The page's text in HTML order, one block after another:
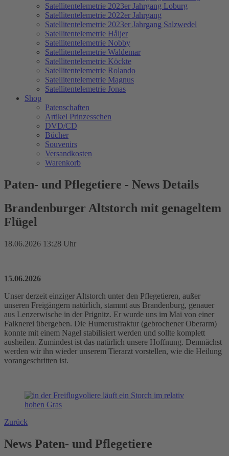
Satellitentelemetrie 2023er Jahrgang Loburg
Satellitentelemetrie 2022er Jahrgang
Satellitentelemetrie 2023er Jahrgang Salzwedel
Satellitentelemetrie Håljer
Satellitentelemetrie Nobby
Satellitentelemetrie Waldemar
Satellitentelemetrie Köckte
Satellitentelemetrie Rolando
Satellitentelemetrie Magnus
Satellitentelemetrie Jonas
Shop
Patenschaften
Artikel Prinzesschen
DVD/CD
Bücher
Souvenirs
Versandkosten
Warenkorb
Paten- und Pflegetiere - News Details
Brandenburger Altstorch mit genageltem
Flügel
18.06.2026 13:28 Uhr
15.06.2026
Unser derzeit einziger Altstorch unter den Pflegetieren, außer
unseren Freigängern natürlich, stammt aus Brandenburg, genauer
aus Lenzerwische in der Prignitz. Er wurde uns im Mai von einer
Falknerei übergeben. Die Humerusfraktur (gebrochener Oberarm)
konnte mit einem Nagel stabilisiert werden und sollte komplett
ausheilen. Zumindest ist das natürlich unsere Hoffnung. Demnächst
werden wir ihn wieder unserem Tierarzt vorstellen, wie die Heilung
vorangeschritten ist.
Zurück
News Paten- und Pflegetiere